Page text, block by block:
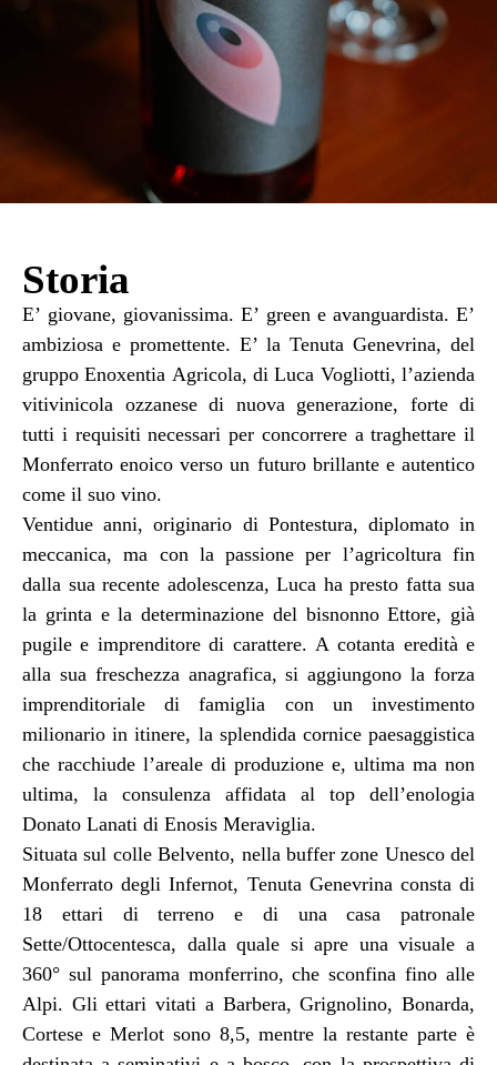
Storia
E’ giovane, giovanissima. E’ green e avanguardista. E’
ambiziosa e promettente. E’ la Tenuta Genevrina, del
gruppo Enoxentia Agricola, di Luca Vogliotti, l’azienda
vitivinicola ozzanese di nuova generazione, forte di
tutti i requisiti necessari per concorrere a traghettare il
Monferrato enoico verso un futuro brillante e autentico
come il suo vino.
Ventidue anni, originario di Pontestura, diplomato in
meccanica, ma con la passione per l’agricoltura fin
dalla sua recente adolescenza, Luca ha presto fatta sua
la grinta e la determinazione del bisnonno Ettore, già
pugile e imprenditore di carattere. A cotanta eredità e
alla sua freschezza anagrafica, si aggiungono la forza
imprenditoriale di famiglia con un investimento
milionario in itinere, la splendida cornice paesaggistica
che racchiude l’areale di produzione e, ultima ma non
ultima, la consulenza affidata al top dell’enologia
Donato Lanati di Enosis Meraviglia.
Situata sul colle Belvento, nella buffer zone Unesco del
Monferrato degli Infernot, Tenuta Genevrina consta di
18 ettari di terreno e di una casa patronale
Sette/Ottocentesca, dalla quale si apre una visuale a
360° sul panorama monferrino, che sconfina fino alle
Alpi. Gli ettari vitati a Barbera, Grignolino, Bonarda,
Cortese e Merlot sono 8,5, mentre la restante parte è